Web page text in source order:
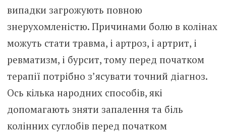
випадки загрожують повною
знерухомленістю. Причинами болю в колінах
можуть стати травма, і артроз, і артрит, і
ревматизм, і бурсит, тому перед початком
терапії потрібно з’ясувати точний діагноз.
Ось кілька народних способів, які
допомагають зняти запалення та біль
колінних суглобів перед початком